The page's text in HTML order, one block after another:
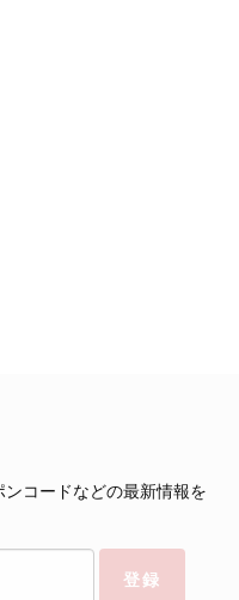
コードなどの最新情報を
登録